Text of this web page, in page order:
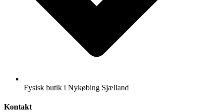
Fysisk butik i Nykøbing Sjælland
Kontakt